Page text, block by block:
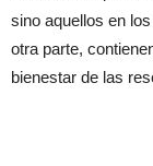
sino aquellos en
otra parte,
bienestar de las